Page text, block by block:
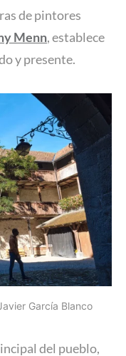
de pintores
Menn, establece
y presente.
García Blanco
del pueblo,